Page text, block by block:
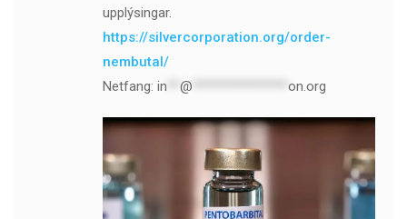
upplýsingar.
https://silvercorporation.org/order-
nembutal/
Netfang: in @ on.org